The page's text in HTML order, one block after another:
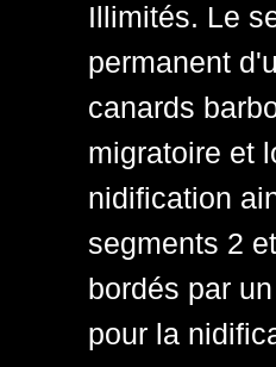
Illimités. Le
permanent
canards
migratoire et
nidification
segments 2
bordés par
pour la